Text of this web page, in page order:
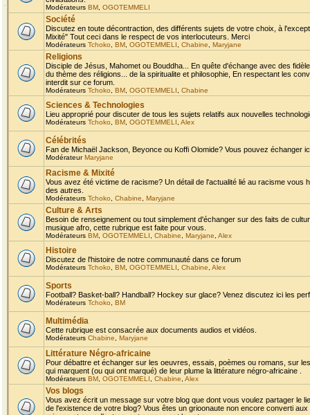
Modérateurs BM OGOTEMMELI
Société
Discutez en toute décontraction, des différents sujets de votre choix, à
Mixité" Tout ceci dans le respect de vos interlocuteurs. Merci
Modérateurs Tchoko BM OGOTEMMELI Chabine Maryjane
Religions
Disciple de Jésus, Mahomet ou Bouddha... En quête d'échange avec des
du thème des réligions... de la spiritualite et philosophie, En respectant les
interdit sur ce forum.
Modérateurs Tchoko BM OGOTEMMELI Chabine
Sciences & Technologies
Lieu approprié pour discuter de tous les sujets relatifs aux nouvelles
Modérateurs Tchoko BM OGOTEMMELI Alex
Célébrités
Fan de Michaël Jackson, Beyonce ou Koffi Olomide? Vous pouvez échanger
ModérateurMaryjane
Racisme & Mixité
Vous avez été victime de racisme? Un détail de l'actualité lié au racisme
des autres.
Modérateurs Tchoko Chabine Maryjane
Culture & Arts
Besoin de renseignement ou tout simplement d'échanger sur des faits de
musique afro, cette rubrique est faite pour vous.
Modérateurs BM OGOTEMMELI Chabine Maryjane Alex
Histoire
Discutez de l'histoire de notre communauté dans ce forum
Modérateurs Tchoko BM OGOTEMMELI Chabine Alex
Sports
Football? Basket-ball? Handball? Hockey sur glace? Venez discutez ici les
Modérateurs Tchoko BM
Multimédia
Cette rubrique est consacrée aux documents audios et vidéos.
Modérateurs Chabine Maryjane
Littérature Négro-africaine
Pour débattre et échanger sur les oeuvres, essais, poèmes ou romans, sur
qui marquent (ou qui ont marqué) de leur plume la littérature négro-africaine .
Modérateurs BM OGOTEMMELI Chabine Alex
Vos blogs
Vous avez écrit un message sur votre blog que dont vous voulez partager le
de l'existence de votre blog? Vous êtes un grioonaute non encore converti